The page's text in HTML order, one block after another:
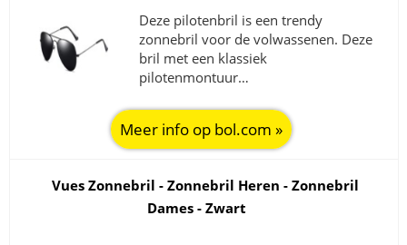
Deze pilotenbril is een trendy
zonnebril voor de volwassenen. Deze
bril met een klassiek
pilotenmontuur…
Meer info op bol.com »
Vues Zonnebril - Zonnebril Heren - Zonnebril
Dames - Zwart